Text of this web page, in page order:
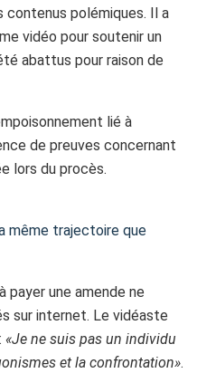
contenus polémiques. Il a
vidéo pour soutenir un
abattus pour raison de
lié à
de preuves concernant
lors du procès.
même trajectoire que
payer une amende ne
sur internet. Le vidéaste
«Je ne suis pas un individu
et la confrontation».